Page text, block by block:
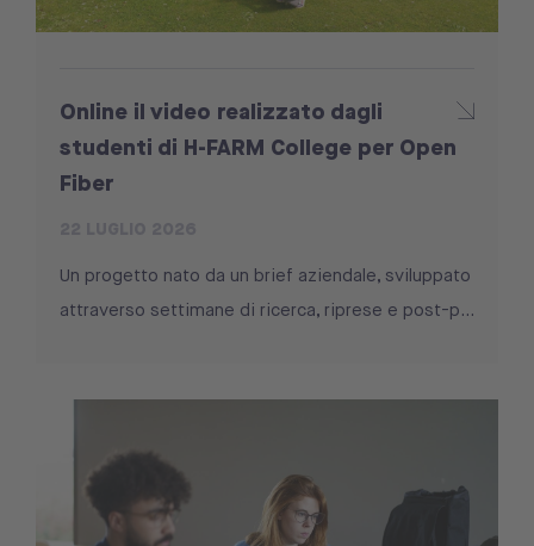
Online il video realizzato dagli
studenti di H-FARM College per Open
Fiber
Un progetto nato da un brief aziendale, sviluppato
attraverso settimane di ricerca, riprese e post-p...